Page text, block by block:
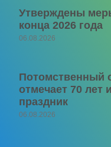
Утверждены
конца 2026 года
06.08.2026
Потомственный
отмечает 70
праздник
06.08.2026